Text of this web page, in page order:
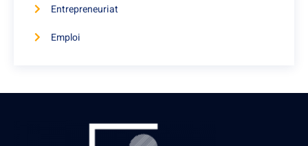
Entrepreneuriat
Emploi